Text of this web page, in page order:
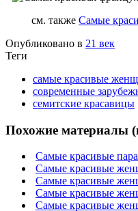
см. также Самые
Опубликовано в 21 век
Теги
самые красивые
современные
семитские красавицы
Похожие материалы
Самые красивые
Самые красивые
Самые красивые
Самые красивые
Самые красивые